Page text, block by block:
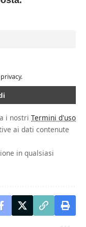
i nostri Termini d'uso
ai dati contenute
in qualsiasi